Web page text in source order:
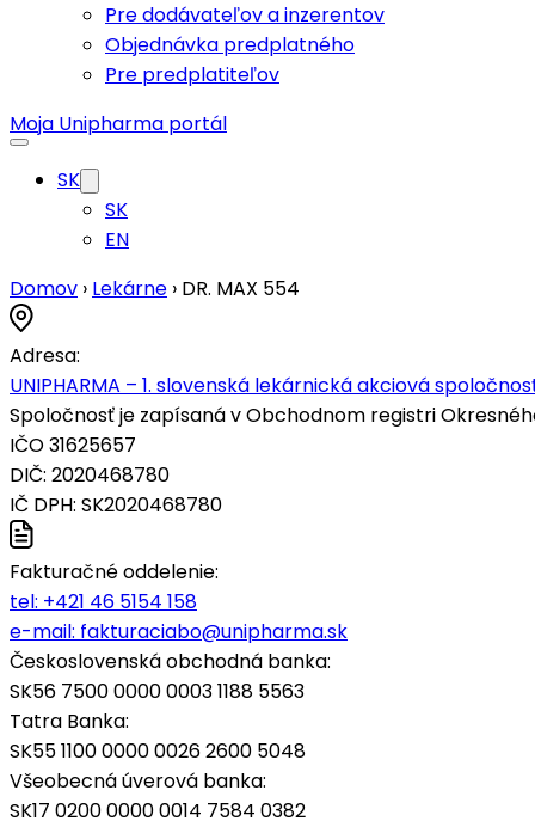
Pre dodávateľov a inzerentov
Objednávka predplatného
Pre predplatiteľov
Moja Unipharma portál
SK
SK
EN
Domov › Lekárne › DR. MAX 554
Adresa:
UNIPHARMA – 1. slovenská lekárnická akciová
Spoločnosť je zapísaná v Obchodnom registri
IČO 31625657
DIČ: 2020468780
IČ DPH: SK2020468780
Fakturačné oddelenie:
tel: +421 46 5154 158
e-mail: fakturaciabo@unipharma.sk
Československá obchodná banka:
SK56 7500 0000 0003 1188 5563
Tatra Banka:
SK55 1100 0000 0026 2600 5048
Všeobecná úverová banka:
SK17 0200 0000 0014 7584 0382